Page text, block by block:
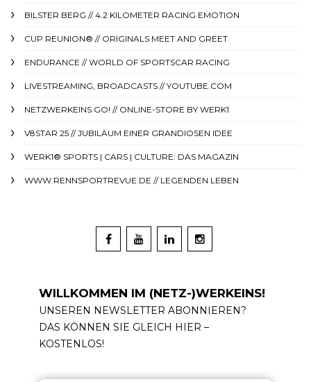
BILSTER BERG // 4.2 KILOMETER RACING EMOTION
CUP REUNION® // ORIGINALS MEET AND GREET
ENDURANCE // WORLD OF SPORTSCAR RACING
LIVESTREAMING, BROADCASTS // YOUTUBE.COM
NETZWERKEINS GO! // ONLINE-STORE BY WERK1
V8STAR 25 // JUBILÄUM EINER GRANDIOSEN IDEE
WERK1® SPORTS | CARS | CULTURE: DAS MAGAZIN
WWW.RENNSPORTREVUE.DE // LEGENDEN LEBEN
WILLKOMMEN IM (NETZ-)WERKEINS!
UNSEREN NEWSLETTER ABONNIEREN?
DAS KÖNNEN SIE GLEICH HIER –
KOSTENLOS!